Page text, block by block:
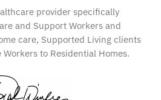
provider specifically
and Support Workers and
care, Supported Living clients
to Residential Homes.